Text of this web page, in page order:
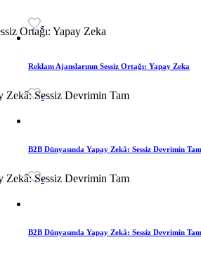
-
Reklam Ajanslarının Sessiz Ortağı: Yapay Zeka
-
B2B Dünyasında Yapay Zekâ: Sessiz Devrimin
-
B2B Dünyasında Yapay Zekâ: Sessiz Devrimin